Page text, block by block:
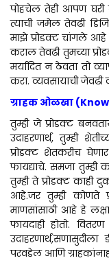
पोहचेल तेही आपण घरी
त्याची जमेल तेवढी
माझे प्रोडक्ट चांगले आहे
कराल तेवढी तुमच्या
मर्यादित न ठेवता तो
करा. व्यवसायाची जेवढी
ग्राहक ओळखा
तुम्ही जे प्रोडक्ट
उदाहरणार्थ, तुम्ही
प्रोडक्ट शेतकरीच
फायद्याचे. समजा तुम्ही
तुम्ही ते प्रोडक्ट काही
आहे.जर तुम्ही कोणते
माणसांसाठी आहे हे
फायदाही होतो.
परवडेल आणि